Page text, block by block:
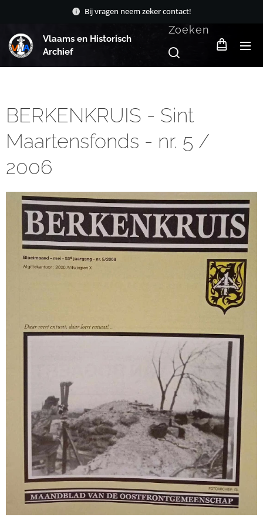
Bij vragen neem zeker contact!
Vlaams en Historisch
Archief
Zoeken
BERKENKRUIS - Sint
Maartensfonds - nr. 5 /
2006